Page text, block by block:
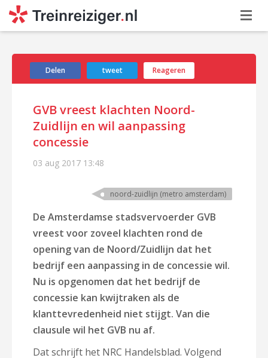
Delen tweet Reageren
GVB vreest klachten Noord-
Zuidlijn en wil aanpassing
concessie
03 aug 2017 13:48
noord-zuidlijn (metro amsterdam)
De Amsterdamse stadsvervoerder GVB
vreest voor zoveel klachten rond de
opening van de Noord/Zuidlijn dat het
bedrijf een aanpassing in de concessie wil.
Nu is opgenomen dat het bedrijf de
concessie kan kwijtraken als de
klanttevredenheid niet stijgt. Van die
clausule wil het GVB nu af.
Dat schrijft het NRC Handelsblad. Volgend